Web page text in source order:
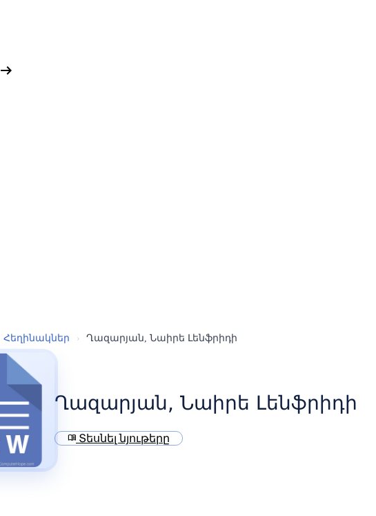
arrow_right_alt
Հեղինակներ › Ղազարյան, Նաիրե Լենֆրիդի
Ղազարյան, Նաիրե Լենֆրիդի
menu_book Տեսնել նյութերը